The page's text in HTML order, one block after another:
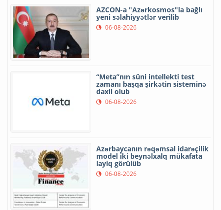
AZCON-a "Azərkosmos"la bağlı
yeni səlahiyyətlər verilib
06-08-2026
“Meta”nın süni intellekti test
zamanı başqa şirkətin sisteminə
daxil olub
06-08-2026
Azərbaycanın rəqəmsal idarəçilik
model iki beynəlxalq mükafata
layiq görülüb
06-08-2026